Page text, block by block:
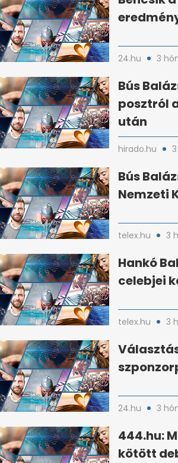
24.hu 3
Bús
posztról
után
hirado.hu
Bús
Nemzeti
telex.hu 3
Hankó
celebjei
telex.hu 3
24.hu 3
444.hu:
kötött